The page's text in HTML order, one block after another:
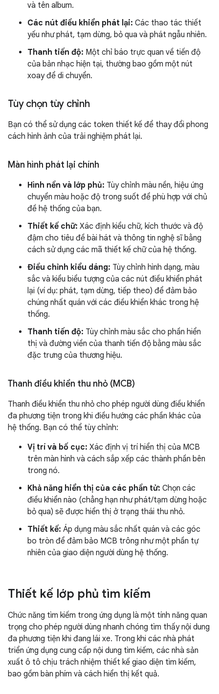
và tên album.
Các nút điều khiển phát lại: Các thao tác thiết
yếu như phát, tạm dừng, bỏ qua và phát ngẫu nhiên.
Thanh tiến độ: Một chỉ báo trực quan về tiến độ
của bản nhạc hiện tại, thường bao gồm một nút
xoay để di chuyển.
Tùy chọn tùy chỉnh
Bạn có thể sử dụng các token thiết kế để thay đổi phong
cách hình ảnh của trải nghiệm phát lại.
Màn hình phát lại chính
Hình nền và lớp phủ: Tùy chỉnh màu nền, hiệu ứng
chuyển màu hoặc độ trong suốt để phù hợp với chủ
đề hệ thống của bạn.
Thiết kế chữ: Xác định kiểu chữ, kích thước và độ
đậm cho tiêu đề bài hát và thông tin nghệ sĩ bằng
cách sử dụng các mã thiết kế chữ của hệ thống.
Điều chỉnh kiểu dáng: Tùy chỉnh hình dạng, màu
sắc và kiểu biểu tượng của các nút điều khiển phát
lại (ví dụ: phát, tạm dừng, tiếp theo) để đảm bảo
chúng nhất quán với các điều khiển khác trong hệ
thống.
Thanh tiến độ: Tùy chỉnh màu sắc cho phần hiển
thị và đường viền của thanh tiến độ bằng màu sắc
đặc trưng của thương hiệu.
Thanh điều khiển thu nhỏ (MCB)
Thanh điều khiển thu nhỏ cho phép người dùng điều khiển
đa phương tiện trong khi điều hướng các phần khác của
hệ thống. Bạn có thể tùy chỉnh:
Vị trí và bố cục: Xác định vị trí hiển thị của MCB
trên màn hình và cách sắp xếp các thành phần bên
trong nó.
Khả năng hiển thị của các phần tử: Chọn các
điều khiển nào (chẳng hạn như phát/tạm dừng hoặc
bỏ qua) sẽ được hiển thị ở trạng thái thu nhỏ.
Thiết kế: Áp dụng màu sắc nhất quán và các góc
bo tròn để đảm bảo MCB trông như một phần tự
nhiên của giao diện người dùng hệ thống.
Thiết kế lớp phủ tìm kiếm
Chức năng tìm kiếm trong ứng dụng là một tính năng quan
trọng cho phép người dùng nhanh chóng tìm thấy nội dung
đa phương tiện khi đang lái xe. Trong khi các nhà phát
triển ứng dụng cung cấp nội dung tìm kiếm, các nhà sản
xuất ô tô chịu trách nhiệm thiết kế giao diện tìm kiếm,
bao gồm bàn phím và cách hiển thị kết quả.